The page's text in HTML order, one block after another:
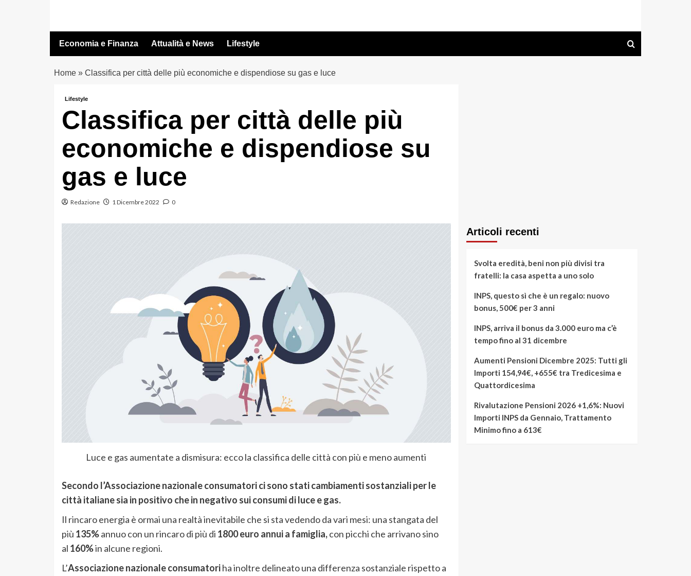
contenuto
Economia e Finanza Attualità e News Lifestyle
Home» Classifica per città delle più economiche e dispendiose su gas e luce
Lifestyle
Classifica per città delle più
economiche e dispendiose su
gas e luce
Redazione 1 Dicembre 2022 0
Luce e gas aumentate a dismisura: ecco la classifica delle città con più e meno aumenti
Secondo l’Associazione nazionale consumatori ci sono stati cambiamenti sostanziali per le
città italiane sia in positivo che in negativo sui consumi di luce e gas.
Il rincaro energia è ormai una realtà inevitabile che si sta vedendo da vari mesi: una stangata del
più 135%annuo con un rincaro di più di 1800 euro annui a famiglia,con picchi che arrivano sino
al 160%in alcune regioni.
L’Associazione nazionale consumatoriha inoltre delineato una differenza sostanziale rispetto a
Articoli recenti
Svolta eredità, beni non più divisi tra
fratelli: la casa aspetta a uno solo
INPS, questo sì che è un regalo: nuovo
bonus, 500€ per 3 anni
INPS, arriva il bonus da 3.000 euro ma c’è
tempo fino al 31 dicembre
Aumenti Pensioni Dicembre 2025: Tutti gli
Importi 154,94€, +655€ tra Tredicesima e
Quattordicesima
Rivalutazione Pensioni 2026 +1,6%: Nuovi
Importi INPS da Gennaio, Trattamento
Minimo fino a 613€